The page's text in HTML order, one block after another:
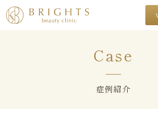
Case
症例紹介